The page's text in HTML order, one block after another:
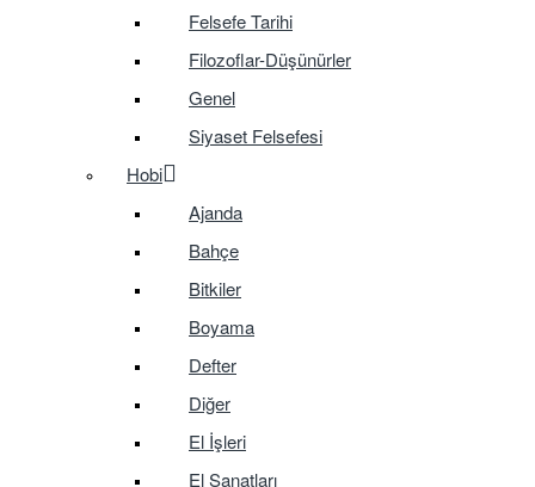
Felsefe Tarihi
Filozoflar-Düşünürler
Genel
Siyaset Felsefesi
Hobi
Ajanda
Bahçe
Bitkiler
Boyama
Defter
Diğer
El İşleri
El Sanatları